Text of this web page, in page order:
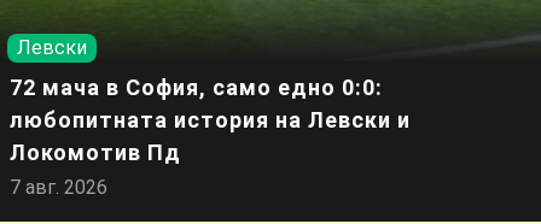
Левски
72 мача в София, само едно 0:0:
любопитната история на Левски и
Локомотив Пд
7 авг. 2026